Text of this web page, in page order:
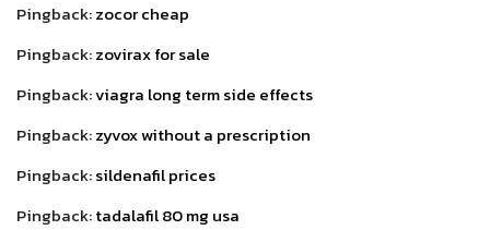
Pingback:zocor cheap
Pingback:zovirax for sale
Pingback:viagra long term side effects
Pingback:zyvox without a prescription
Pingback:sildenafil prices
Pingback:tadalafil 80 mg usa